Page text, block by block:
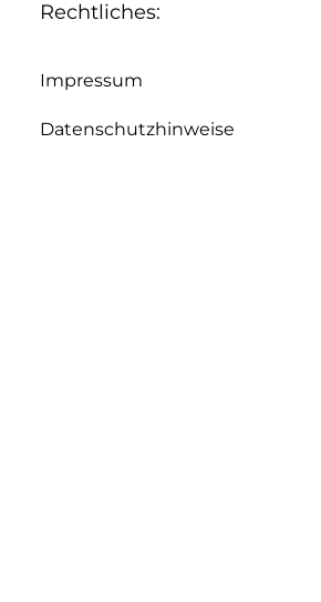
Rechtliches:
Impressum
Datenschutzhinweise